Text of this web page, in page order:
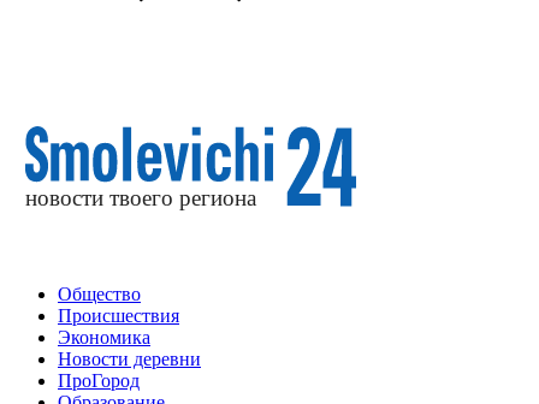
Общество
Происшествия
Экономика
Новости деревни
ПроГород